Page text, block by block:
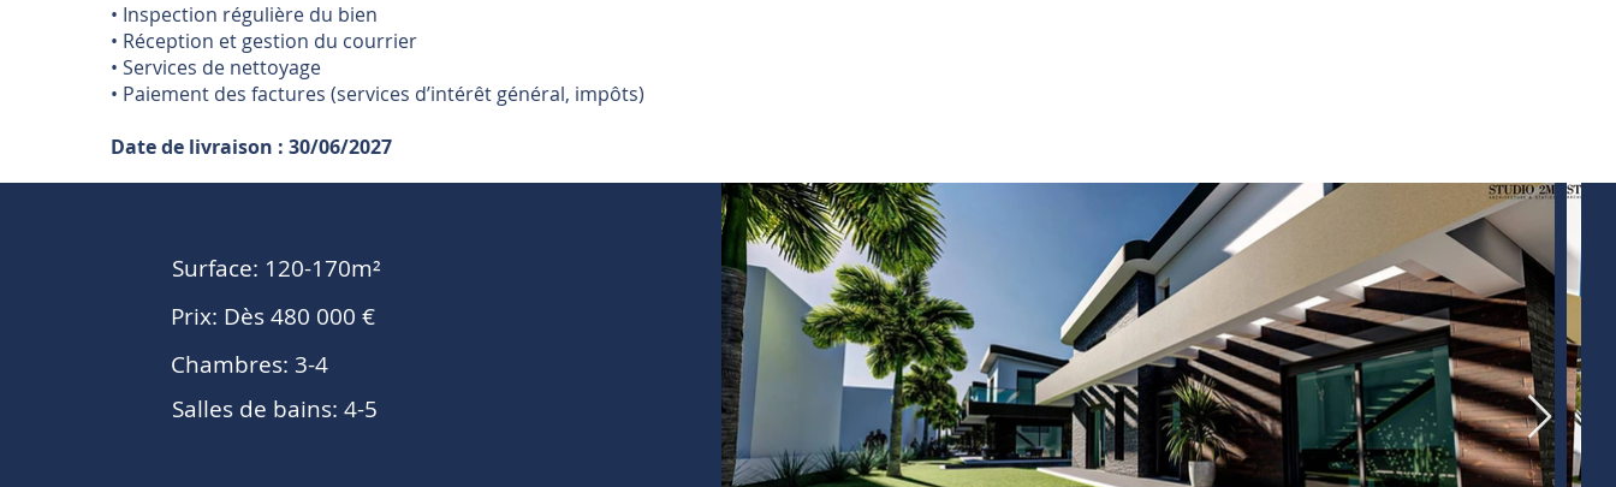
• Inspection régulière du bien
• Réception et gestion du courrier
• Services de nettoyage
• Paiement des factures (services d’intérêt général, impôts)
Date de livraison : 30/06/2027
Surface: 120-170m²
Prix: Dès 480 000 €
Chambres: 3-4
Salles de bains: 4-5